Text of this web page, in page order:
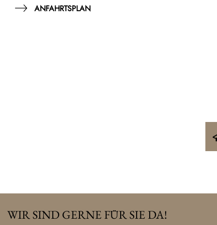
ANFAHRTSPLAN
WIR SIND GERNE FÜR SIE DA!